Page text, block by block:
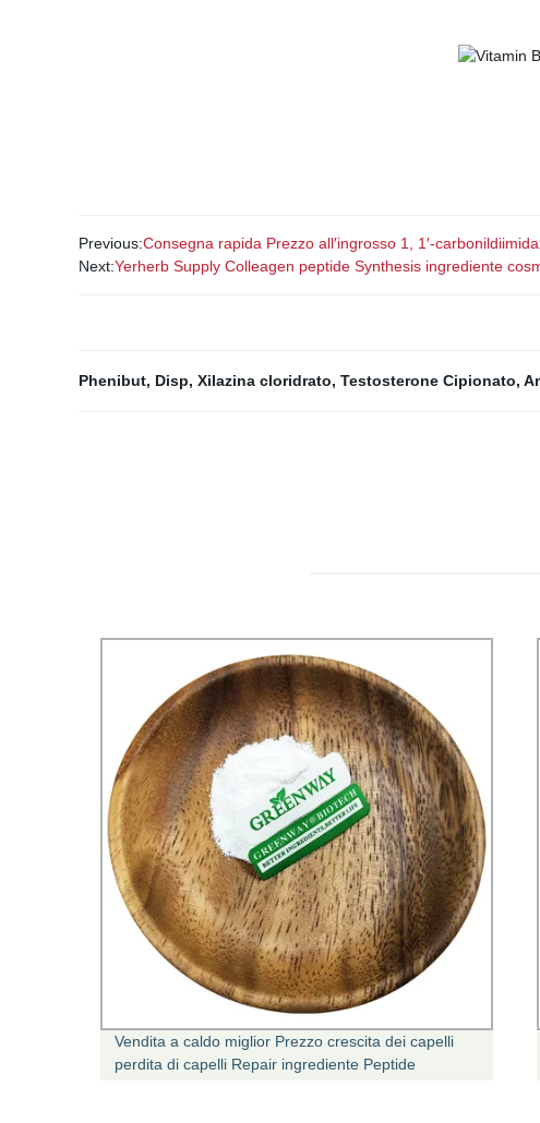
Previous:Consegna rapida Prezzo all′ingrosso 1, 1′-
Next:Yerherb Supply Colleagen peptide Synthesis ingrediente
Phenibut, Disp, Xilazina cloridrato, Testosterone Cipionato,
Vendita a caldo miglior Prezzo crescita dei capelli
perdita di capelli Repair ingrediente Peptide